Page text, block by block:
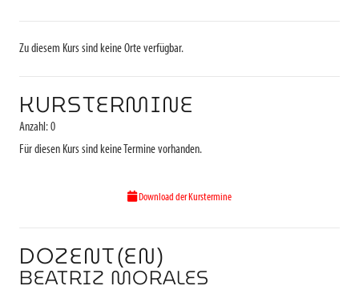
Zu diesem Kurs sind keine Orte verfügbar.
KURSTERMINE
Anzahl: 0
Für diesen Kurs sind keine Termine vorhanden.
Download der Kurstermine
DOZENT(EN)
BEATRIZ MORALES